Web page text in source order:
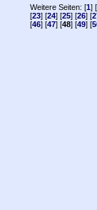
Weitere Seiten: [1] [
[23] [24] [25] [26] [
[46] [47] [48] [49] [